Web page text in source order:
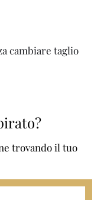
cambiare taglio
trovando il tuo